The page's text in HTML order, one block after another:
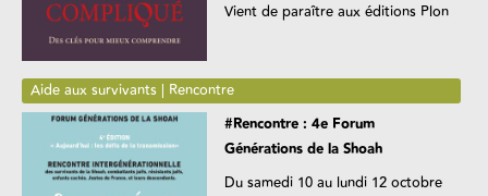
Vient de paraître aux éditions Plon
Aide aux survivants | Rencontre
#Rencontre : 4e Forum
Générations de la Shoah
Du samedi 10 au lundi 12 octobre